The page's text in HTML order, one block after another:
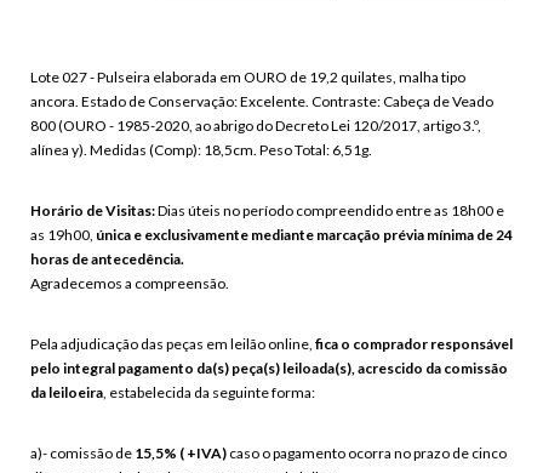
Lote 027 - Pulseira elaborada em OURO de 19,2 quilates, malha tipo
ancora. Estado de Conservação: Excelente. Contraste: Cabeça de Veado
800 (OURO - 1985-2020, ao abrigo do Decreto Lei 120/2017, artigo 3.º,
alínea y). Medidas (Comp): 18,5cm. Peso Total: 6,51g.
Horário de Visitas:Dias úteis no período compreendido entre as 18h00 e
as 19h00, única e exclusivamente mediante marcação prévia mínima de 24
horas de antecedência.
Agradecemos a compreensão.
Pela adjudicação das peças em leilão online, fica o comprador responsável
pelo integral pagamento da(s) peça(s) leiloada(s), acrescido da comissão
da leiloeira , estabelecida da seguinte forma:
a)- comissão de 15,5% ( +IVA) caso o pagamento ocorra no prazo de cinco